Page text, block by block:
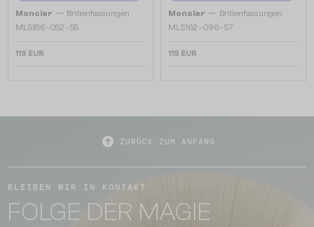
Moncler — Brillenfassungen
ML5186 - 052 - 55
119 EUR
Moncler — Brillenfassungen
ML5162 - 096 - 57
119 EUR
ZURÜCK ZUM ANFANG
BLEIBEN WIR IN KONTAKT
FOLGE DER MAGIE